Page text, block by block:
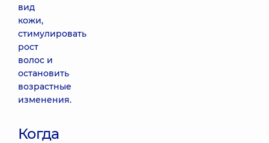
вид
кожи,
стимулировать
рост
волос и
остановить
возрастные
изменения.
Когда